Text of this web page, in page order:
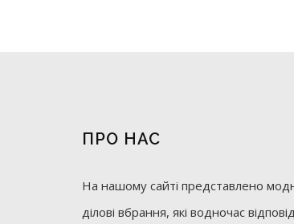
ПРО НАС
На нашому сайті представлено
ділові вбрання, які водночас